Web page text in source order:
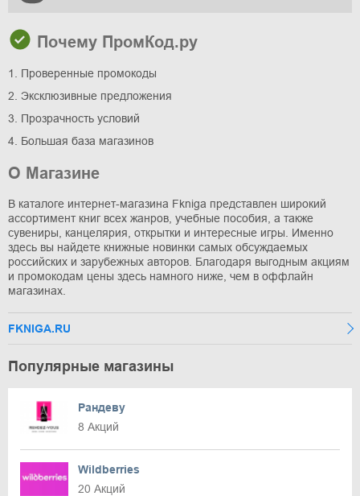
Почему ПромКод.ру
1. Проверенные промокоды
2. Эксклюзивные предложения
3. Прозрачность условий
4. Большая база магазинов
О Магазине
В каталоге интернет-магазина Fkniga представлен широкий
ассортимент книг всех жанров, учебные пособия, а также
сувениры, канцелярия, открытки и интересные игры. Именно
здесь вы найдете книжные новинки самых обсуждаемых
российских и зарубежных авторов. Благодаря выгодным акциям
и промокодам цены здесь намного ниже, чем в оффлайн
магазинах.
FKNIGA.RU
Популярные магазины
Рандеву
8 Акций
Wildberries
20 Акций